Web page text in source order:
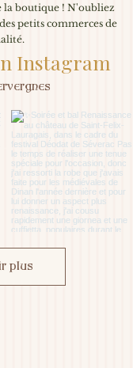
la boutique ! N'oubliez
petits commerces de
Instagram
plus